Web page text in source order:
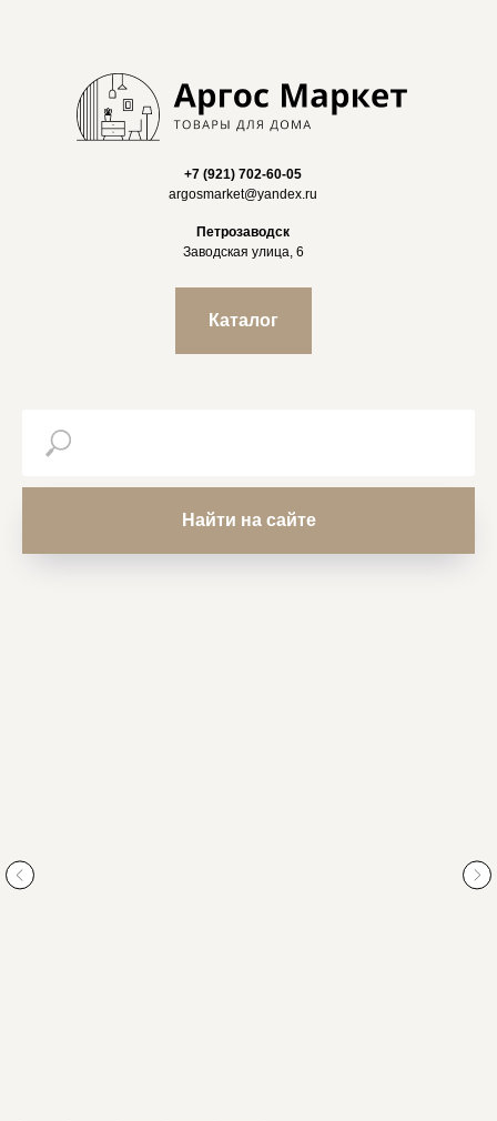
+7 (921) 702-60-05
argosmarket@yandex.ru
Петрозаводск
Заводская улица, 6
Каталог
Найти на сайте